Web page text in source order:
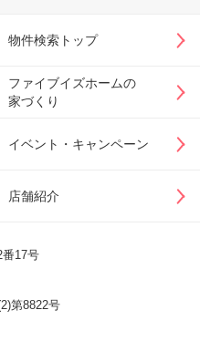
物件検索トップ
ファイブイズホームの
家づくり
イベント・キャンペーン
店舗紹介
17号
第8822号